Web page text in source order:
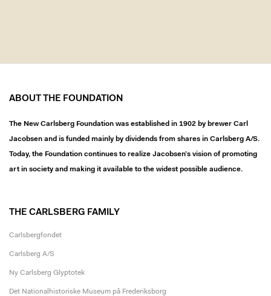
ABOUT THE FOUNDATION
The New Carlsberg Foundation was established in 1902 by brewer Carl
Jacobsen and is funded mainly by dividends from shares in Carlsberg A/S.
Today, the Foundation continues to realize Jacobsen’s vision of promoting
art in society and making it available to the widest possible audience.
THE CARLSBERG FAMILY
Carlsbergfondet
Carlsberg A/S
Ny Carlsberg Glyptotek
Det Nationalhistoriske Museum på Frederiksborg